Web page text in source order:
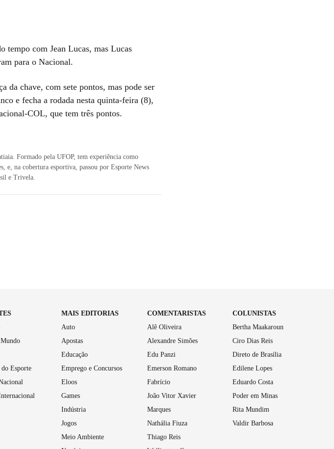
tempo com Jean Lucas, mas Lucas
para o Nacional.
da chave, com sete pontos, mas pode ser
e fecha a rodada nesta quinta-feira (8),
COL, que tem três pontos.
Formado pela UFOP, tem experiência como
e, na cobertura esportiva, passou por Esporte News
e Trivela.
do Esporte
MAIS EDITORIAS
Auto
Apostas
Educação
Emprego e Concursos
Eloos
Games
Indústria
Jogos
Meio Ambiente
COMENTARISTAS
Alê Oliveira
Alexandre Simões
Edu Panzi
Emerson Romano
Fabrício
João Vitor Xavier
Marques
Nathália Fiuza
Thiago Reis
COLUNISTAS
Bertha Maakaroun
Ciro Dias Reis
Direto de Brasília
Edilene Lopes
Eduardo Costa
Poder em Minas
Rita Mundim
Valdir Barbosa